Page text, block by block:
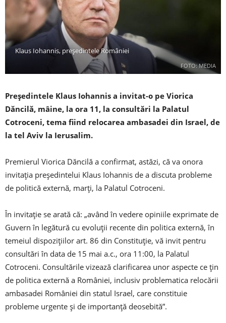
FOTO: MEDIA
Klaus Iohannis, președintele României
Preşedintele Klaus Iohannis a invitat-o pe Viorica
Dăncilă, mâine, la ora 11, la consultări la Palatul
Cotroceni, tema fiind relocarea ambasadei din Israel, de
la tel Aviv la Ierusalim.
Premierul Viorica Dăncilă a confirmat, astăzi, că va onora
invitaţia preşedintelui Klaus Iohannis de a discuta probleme
de politică externă, marţi, la Palatul Cotroceni.
În invitaţie se arată că: „având în vedere opiniile exprimate de
Guvern în legătură cu evoluţii recente din politica externă, în
temeiul dispoziţiilor art. 86 din Constituţie, vă invit pentru
consultări în data de 15 mai a.c., ora 11:00, la Palatul
Cotroceni. Consultările vizează clarificarea unor aspecte ce ţin
de politica externă a României, inclusiv problematica relocării
ambasadei României din statul Israel, care constituie
probleme urgente şi de importanţă deosebită”.